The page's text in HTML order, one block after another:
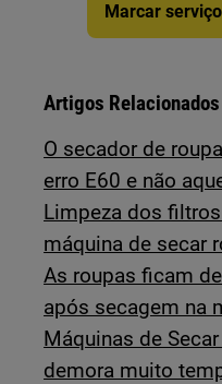
Marcar serviço
Artigos Relacionados
O secador de
erro E60 e não
Limpeza dos
máquina de secar
As roupas ficam
após secagem na
Máquinas de
demora muito